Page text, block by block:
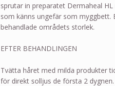
sprutar in preparatet Dermaheal
som känns ungefär som myggbett.
behandlade områdets storlek.
EFTER BEHANDLINGEN
Tvätta håret med milda produkter
för direkt solljus de första 2